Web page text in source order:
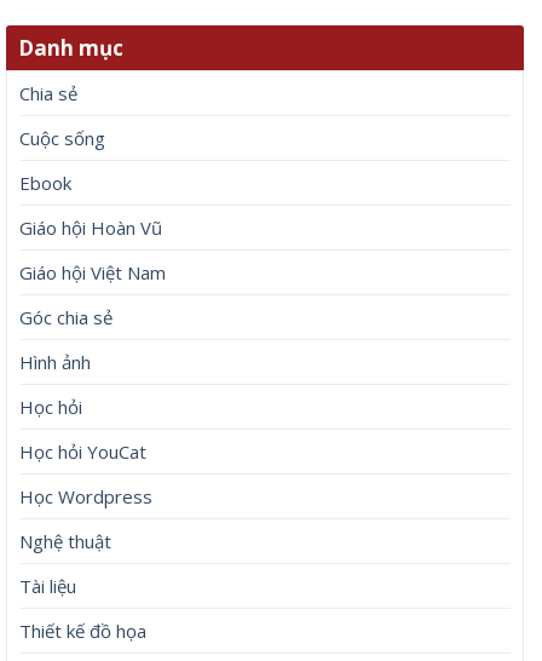
Danh mục
Chia sẻ
Cuộc sống
Ebook
Giáo hội Hoàn Vũ
Giáo hội Việt Nam
Góc chia sẻ
Hình ảnh
Học hỏi
Học hỏi YouCat
Học Wordpress
Nghệ thuật
Tài liệu
Thiết kế đồ họa